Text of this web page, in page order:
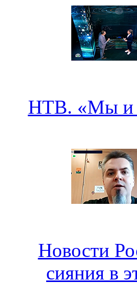
НТВ. «Мы и
Новости
сияния в